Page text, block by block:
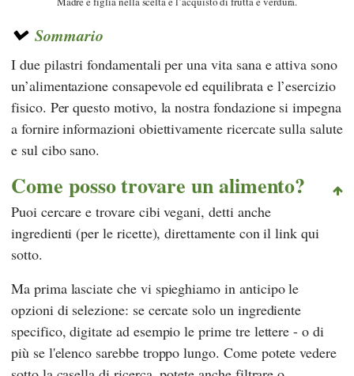
Sommario
I due pilastri fondamentali per una vita sana e attiva sono
un’alimentazione consapevole ed equilibrata e l’esercizio
fisico. Per questo motivo, la nostra fondazione si impegna
a fornire informazioni obiettivamente ricercate sulla salute
e sul cibo sano.
Come posso trovare un alimento?
Puoi cercare e trovare cibi vegani, detti anche
ingredienti (per le ricette), direttamente con il link qui
sotto.
Ma prima lasciate che vi spieghiamo in anticipo le
opzioni di selezione: se cercate solo un ingrediente
specifico, digitate ad esempio le prime tre lettere - o di
più se l'elenco sarebbe troppo lungo. Come potete vedere